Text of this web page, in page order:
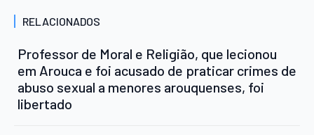
RELACIONADOS
Professor de Moral e Religião, que lecionou
em Arouca e foi acusado de praticar crimes de
abuso sexual a menores arouquenses, foi
libertado